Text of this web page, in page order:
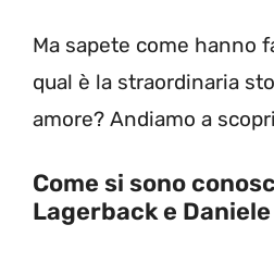
Ma sapete come hanno
qual è la straordinaria
amore? Andiamo a
Come si sono
Lagerback e